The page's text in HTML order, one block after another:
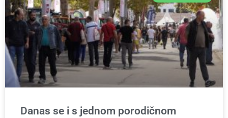
Danas se i s jednom porodičnom